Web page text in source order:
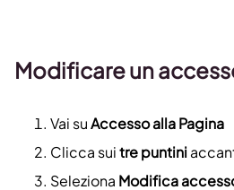
Modificare un
Vai suAccesso alla Pagina
Clicca suitre puntini
Seleziona Modifica